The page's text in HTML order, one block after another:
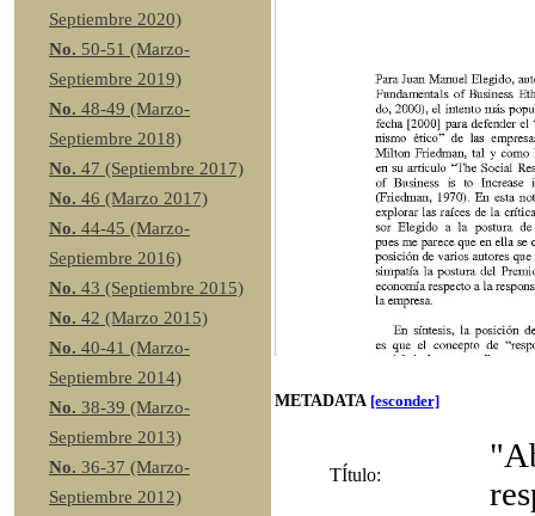
Septiembre 2020)
No. 50-51 (Marzo-
Septiembre 2019)
No. 48-49 (Marzo-
Septiembre 2018)
No. 47 (Septiembre 2017)
No. 46 (Marzo 2017)
No. 44-45 (Marzo-
Septiembre 2016)
No. 43 (Septiembre 2015)
No. 42 (Marzo 2015)
No. 40-41 (Marzo-
Septiembre 2014)
No. 38-39 (Marzo-
Septiembre 2013)
No. 36-37 (Marzo-
Septiembre 2012)
METADATA [esconder]
TÍtulo: